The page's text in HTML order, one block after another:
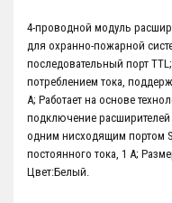
4-проводной модуль
для охранно-пожарной
последовательный порт
потреблением тока,
А; Работает на основе
подключение
одним нисходящим портом
постоянного тока, 1 А;
Цвет:Белый.